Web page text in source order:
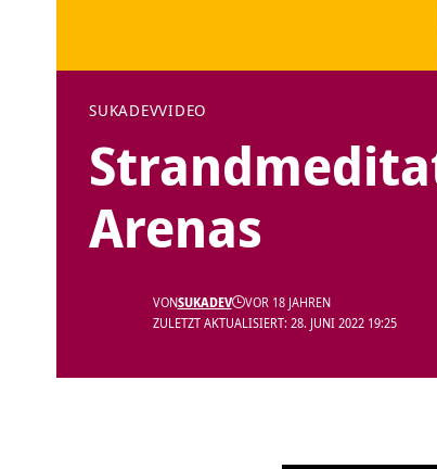
SUKADEVVIDEO
Arenas
ZULETZT AKTUALISIERT: 28. JUNI 2022 19:25
VONSUKADEV VOR 18 JAHREN